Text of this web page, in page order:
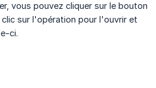
vous pouvez cliquer sur le bouton
sur l'opération pour l'ouvrir et
ci.